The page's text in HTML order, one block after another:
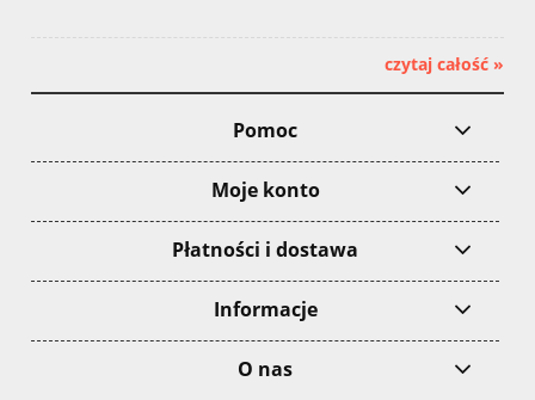
czytaj całość »
Pomoc
Moje konto
Płatności i dostawa
Informacje
O nas